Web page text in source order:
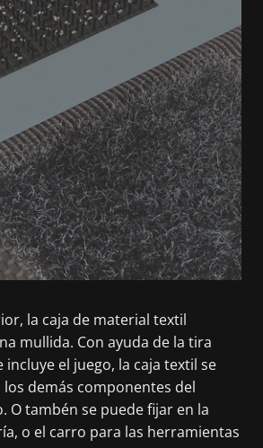
la caja de material textil
mullida. Con ayuda de la tira
el juego, la caja textil se
demás componentes del
O tambén se puede fijar en la
o el carro para las herramientas